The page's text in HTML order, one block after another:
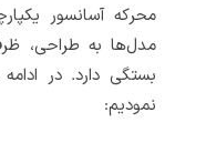
محرکه آسانسور
مدل‌ها به طراحی،
بستگی دارد. در
نمودیم: